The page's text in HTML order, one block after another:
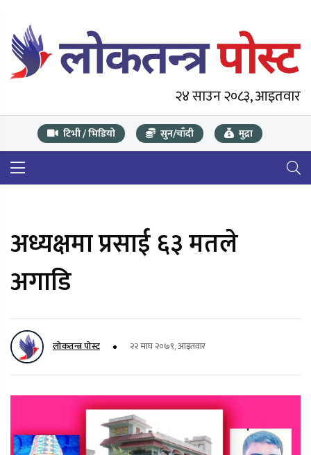
२४ साउन २०८३, आइतवार
टिभी / भिडियो सुन/चाँदी मुद्रा
अध्यक्षमा प्रसाई ६३ मतले
अगाडि
लोकतन्त्र पोस्ट २२ माघ २०७९, आइतवार